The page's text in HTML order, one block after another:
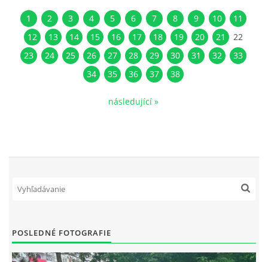
1 2 3 4 5 6 7 8 9 10
11
12
13 14 15 16 17 18 19 20 21
22
23
24 25 26 27 28 29 30 31 32
33
34
35 36 37 38
následující »
POSLEDNÉ FOTOGRAFIE